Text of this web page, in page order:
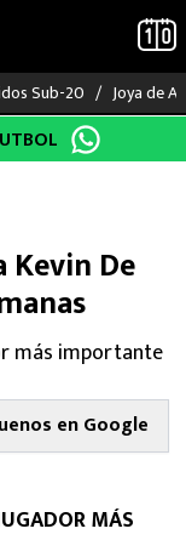
Sub-20 Joya de
De
más importante
en Google
MÁS